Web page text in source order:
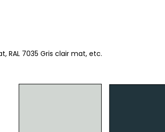
RAL 7035 Gris clair mat, etc.